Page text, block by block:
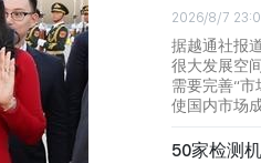
2026/8/7
据越通社报
很大发展空
需要完善“市
使国内市场
50家检测